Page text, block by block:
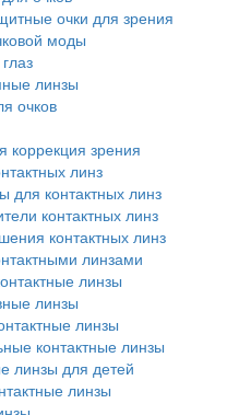
очки для зрения
моды
линзы
очков
коррекция зрения
линз
для контактных линз
контактных линз
контактных линз
линзами
линзы
линзы
линзы
контактные линзы
линзы для детей
линзы